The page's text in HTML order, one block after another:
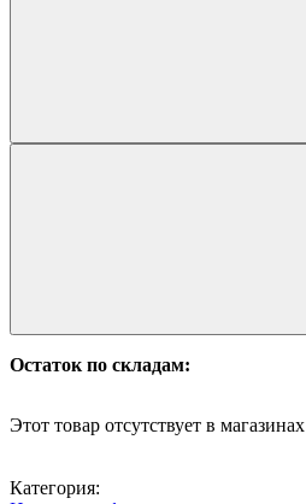
Остаток по складам:
Этот товар отсутствует в магазинах
Категория: